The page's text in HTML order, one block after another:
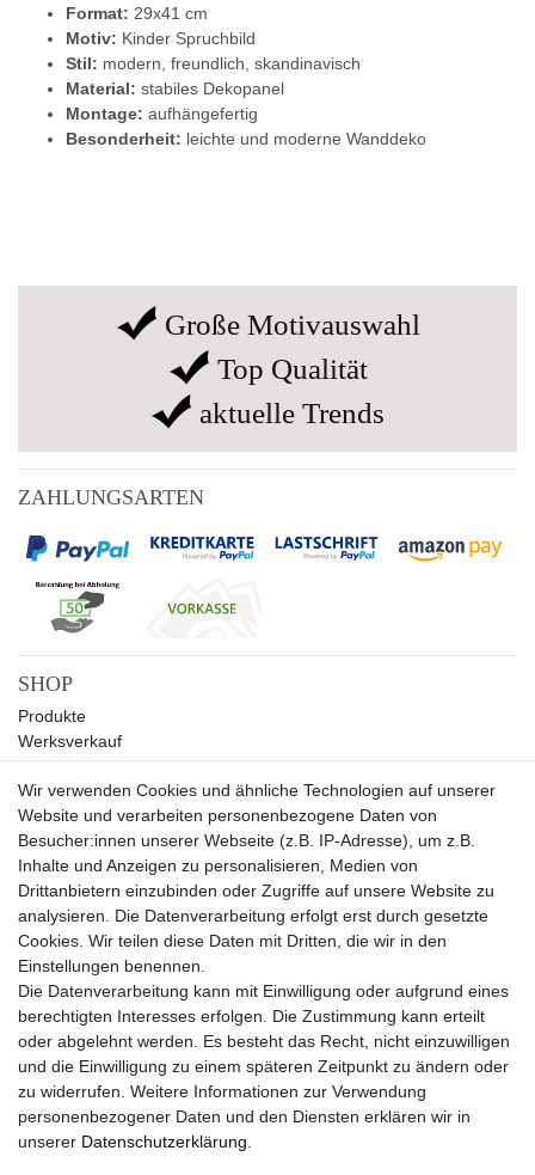
Format: 29x41 cm
Motiv: Kinder Spruchbild
Stil: modern, freundlich, skandinavisch
Material: stabiles Dekopanel
Montage: aufhängefertig
Besonderheit: leichte und moderne Wanddeko
Große Motivauswahl
Top Qualität
aktuelle Trends
ZAHLUNGSARTEN
SHOP
Produkte
Werksverkauf
Sale
UNTERNEHMEN
Über uns
Kontakt
SERVICE
Versand
Zahlung
Hilfe
RECHTLICHES
Widerrufsrecht
Widerrufsformular
Impressum
Datenschutzerklärung
Wir verwenden Cookies und ähnliche Technologien auf unserer
Website und verarbeiten personenbezogene Daten von
Besucher:innen unserer Webseite (z.B. IP-Adresse), um z.B.
Inhalte und Anzeigen zu personalisieren, Medien von
Drittanbietern einzubinden oder Zugriffe auf unsere Website zu
analysieren. Die Datenverarbeitung erfolgt erst durch gesetzte
Cookies. Wir teilen diese Daten mit Dritten, die wir in den
Einstellungen benennen.
Die Datenverarbeitung kann mit Einwilligung oder aufgrund eines
berechtigten Interesses erfolgen. Die Zustimmung kann erteilt
oder abgelehnt werden. Es besteht das Recht, nicht einzuwilligen
und die Einwilligung zu einem späteren Zeitpunkt zu ändern oder
zu widerrufen. Weitere Informationen zur Verwendung
personenbezogener Daten und den Diensten erklären wir in
unserer Daten­schutz­erklärung